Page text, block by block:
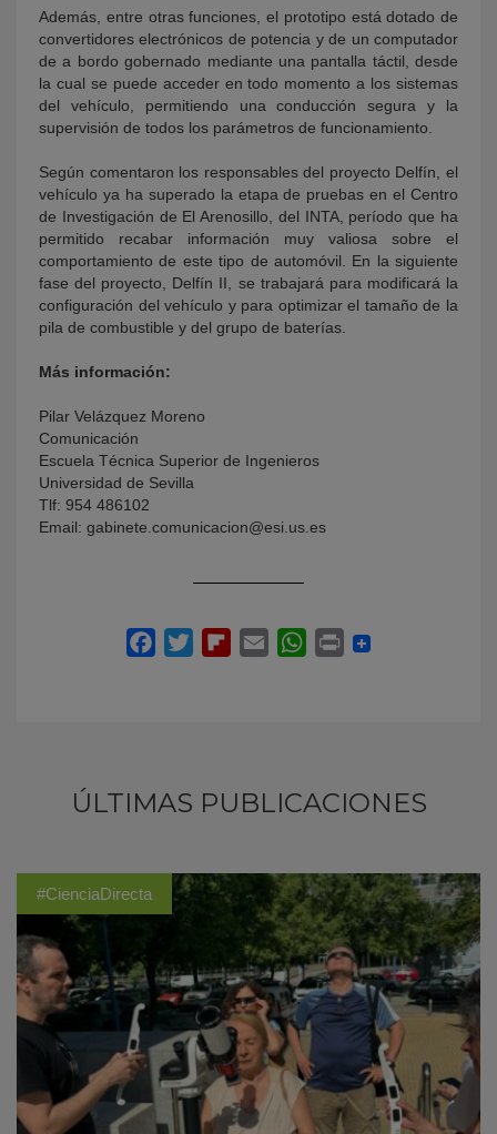
Además, entre otras funciones, el prototipo está dotado de
convertidores electrónicos de potencia y de un computador
de a bordo gobernado mediante una pantalla táctil, desde
la cual se puede acceder en todo momento a los sistemas
del vehículo, permitiendo una conducción segura y la
supervisión de todos los parámetros de funcionamiento.
Según comentaron los responsables del proyecto Delfín, el
vehículo ya ha superado la etapa de pruebas en el Centro
de Investigación de El Arenosillo, del INTA, período que ha
permitido recabar información muy valiosa sobre el
comportamiento de este tipo de automóvil. En la siguiente
fase del proyecto, Delfín II, se trabajará para modificará la
configuración del vehículo y para optimizar el tamaño de la
pila de combustible y del grupo de baterías.
Más información:
Pilar Velázquez Moreno
Comunicación
Escuela Técnica Superior de Ingenieros
Universidad de Sevilla
Tlf: 954 486102
Email: gabinete.comunicacion@esi.us.es
ÚLTIMAS PUBLICACIONES
#CienciaDirecta